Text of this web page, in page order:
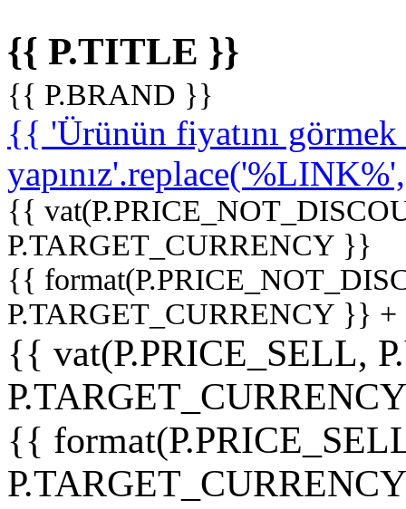
{{ P.TITLE }}
{{ P.BRAND }}
{{ 'Ürünün fiyatını
{{
P.TARGET_CURRENCY }}
{{
P.TARGET_CURRENCY }}
{{ vat(P.PRICE_SELL,
{{